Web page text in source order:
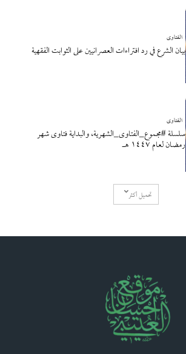
الفتاوى
بيان الشرع في رد افتراءات العصرانيين على الثوابت الفقهية
الفتاوى
سلسلة #مجموع_الفتاوى_الشهرية، والبداية فتاوى شهر
رمضان لعام ١٤٤٧ هـ
تحميل أكثر